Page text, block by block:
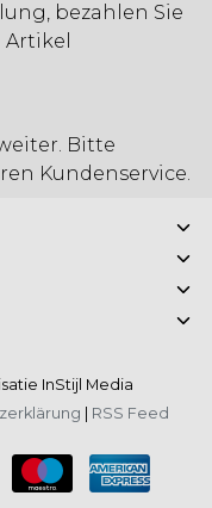
bezahlen Sie
Bitte
Kundenservice.
InStijl Media
RSS Feed